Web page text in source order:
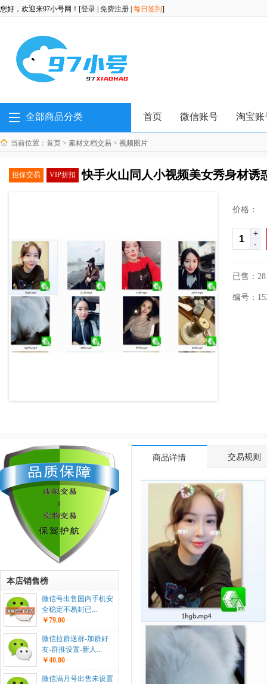
您好，欢迎来97小号网！[登录 免费注册 每日签到 ]
全部商品分类 首页 微信账号 淘宝账
当前位置： 首页 > 素材文档交易 > 视频图片
担保交易 VIP折扣 快手火山同人小视频美女秀身材诱
价格：
+
-
已售：
编号：
本店销售榜
微信号出售国内手机安
全稳定不易封已...
￥79.00
微信拉群送群-加群好
友-群推设置-新人...
￥40.00
微信满月号出售未设置
商品详情 交易规则